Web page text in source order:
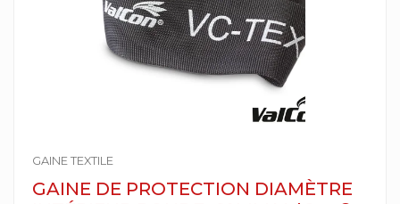
GAINE TEXTILE
GAINE DE PROTECTION DIAMÈTRE